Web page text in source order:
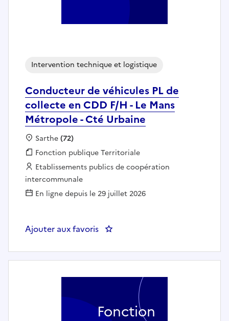
Conducteur de véhicules PL de
collecte en CDD F/H - Le Mans
Métropole - Cté Urbaine
Intervention technique et logistique
Localisation :
Sarthe(72)
Fonction publique :
Fonction publique Territoriale
Employeur :
Etablissements publics de coopération
intercommunale
En ligne depuis le 29 juillet 2026
Ajouter aux favoris : Conducteur de véhicules PL
Fonction